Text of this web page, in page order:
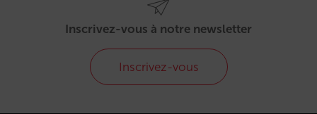
Inscrivez-vous à notre newsletter
Inscrivez-vous